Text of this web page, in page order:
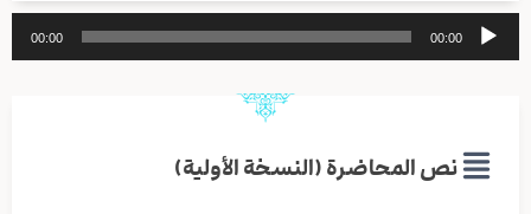
مشغل
الصوت
00:00
00:00
نص المحاضرة (النسخة الأولية)